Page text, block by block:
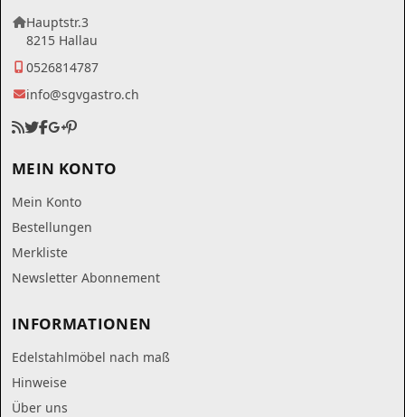
Hauptstr.3
8215 Hallau
0526814787
info@sgvgastro.ch
MEIN KONTO
Mein Konto
Bestellungen
Merkliste
Newsletter Abonnement
INFORMATIONEN
Edelstahlmöbel nach maß
Hinweise
Über uns